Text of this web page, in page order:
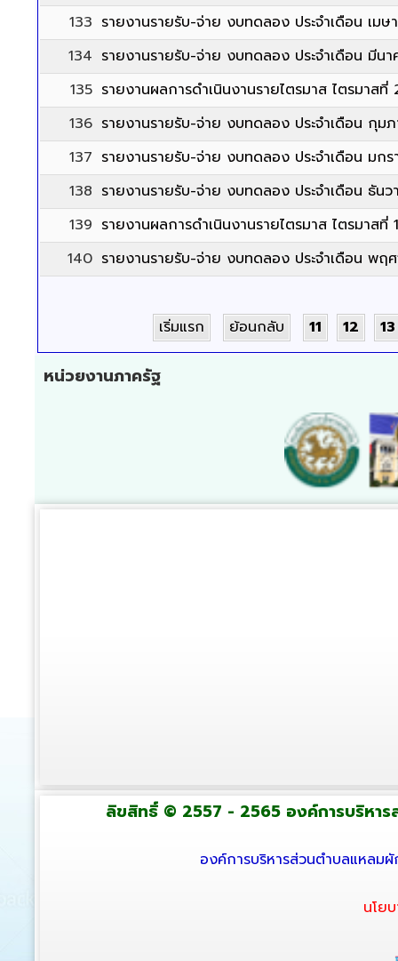
133 รายงานรายรับ-จ่าย งบทดลอง ประจำเดือน เมษ
134 รายงานรายรับ-จ่าย งบทดลอง ประจำเดือน มีนา
135 รายงานผลการดำเนินงานรายไตรมาส ไตรมาสที่
136 รายงานรายรับ-จ่าย งบทดลอง ประจำเดือน กุม
137 รายงานรายรับ-จ่าย งบทดลอง ประจำเดือน มกร
138 รายงานรายรับ-จ่าย งบทดลอง ประจำเดือน ธัน
139 รายงานผลการดำเนินงานรายไตรมาส ไตรมาสที่
140 รายงานรายรับ-จ่าย งบทดลอง ประจำเดือน พฤ
เริ่มแรก ย้อนกลับ 11 12 13
หน่วยงานภาครัฐ
ลิขสิทธิ์ © 2557 - 2565 องค์การบริหา
องค์การบริหารส่วนตำบลแหลม
นโย